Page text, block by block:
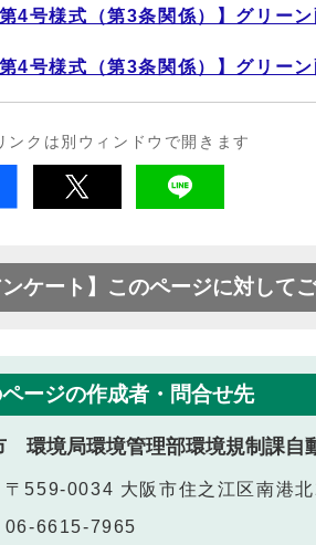
第4号様式（第3条関係）】グリー
第4号様式（第3条関係）】グリー
ンクは別ウィンドウで開きます
ンケート】このページに対して
ージの作成者・問合せ先
環境局環境管理部環境規制課自
〒559-0034 大阪市住之江区南港
06-6615-7965